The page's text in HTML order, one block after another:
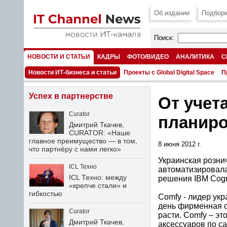
Об издании
Поиск:
НОВОСТИ И СТАТЬИ КАДРЫ ФОТО/ВИДЕО АНАЛИТИКА
НОМЕРА
Новости ИТ-бизнеса и статьи Проекты с Global Digital Space
От
8 июня 2012 г.
Украинская
решения IBM
Comfy - лидер
день фирменная
расти. Comfy –
аксессуаров по
Успех в партнерстве
Curator
Дмитрий Ткачев,
CURATOR: «Наше
главное преимущество — в том,
что партнёру с нами легко»
ICL Техно
ICL Техно: между
«крепче стали» и
гибкостью
Curator
Дмитрий Ткачев,